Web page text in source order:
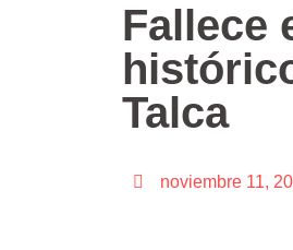
Fallece
Talca
noviembre 11,